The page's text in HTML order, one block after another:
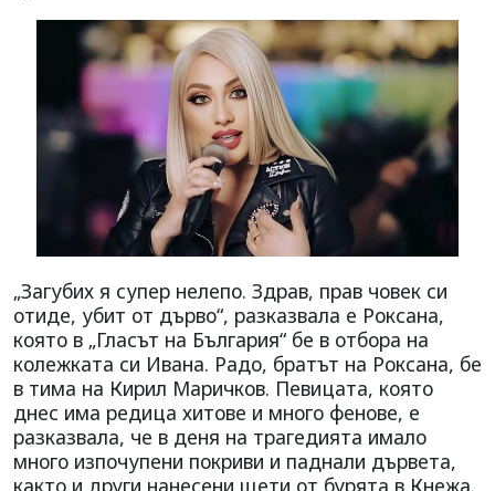
„Загубих я супер нелепо. Здрав, прав човек си
отиде, убит от дърво“, разказвала е Роксана,
която в „Гласът на България“ бе в отбора на
колежката си Ивана. Радо, братът на Роксана, бе
в тима на Кирил Маричков. Певицата, която
днес има редица хитове и много фенове, е
разказвала, че в деня на трагедията имало
много изпочупени покриви и паднали дървета,
както и други нанесени щети от бурята в Кнежа.